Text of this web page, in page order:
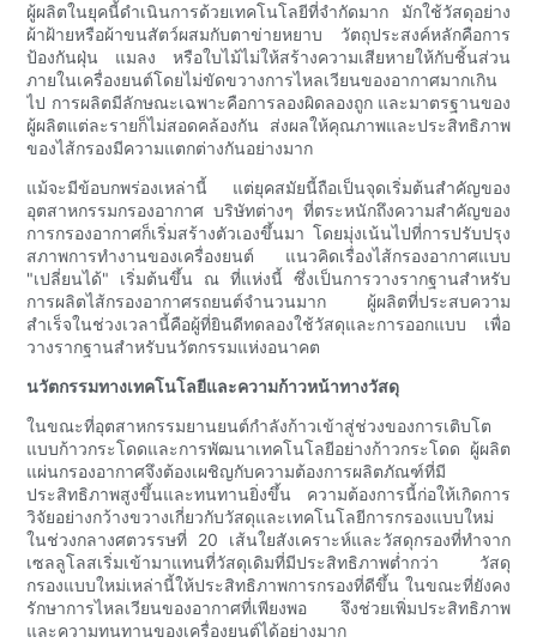
ผู้ผลิตในยุคนี้ดำเนินการด้วยเทคโนโลยีที่จำกัดมาก มักใช้วัสดุอย่าง
ผ้าฝ้ายหรือผ้าขนสัตว์ผสมกับตาข่ายหยาบ วัตถุประสงค์หลักคือการ
ป้องกันฝุ่น แมลง หรือใบไม้ไม่ให้สร้างความเสียหายให้กับชิ้นส่วน
ภายในเครื่องยนต์โดยไม่ขัดขวางการไหลเวียนของอากาศมากเกิน
ไป การผลิตมีลักษณะเฉพาะคือการลองผิดลองถูก และมาตรฐานของ
ผู้ผลิตแต่ละรายก็ไม่สอดคล้องกัน ส่งผลให้คุณภาพและประสิทธิภาพ
ของไส้กรองมีความแตกต่างกันอย่างมาก
แม้จะมีข้อบกพร่องเหล่านี้ แต่ยุคสมัยนี้ถือเป็นจุดเริ่มต้นสำคัญของ
อุตสาหกรรมกรองอากาศ บริษัทต่างๆ ที่ตระหนักถึงความสำคัญของ
การกรองอากาศก็เริ่มสร้างตัวเองขึ้นมา โดยมุ่งเน้นไปที่การปรับปรุง
สภาพการทำงานของเครื่องยนต์ แนวคิดเรื่องไส้กรองอากาศแบบ
"เปลี่ยนได้" เริ่มต้นขึ้น ณ ที่แห่งนี้ ซึ่งเป็นการวางรากฐานสำหรับ
การผลิตไส้กรองอากาศรถยนต์จำนวนมาก ผู้ผลิตที่ประสบความ
สำเร็จในช่วงเวลานี้คือผู้ที่ยินดีทดลองใช้วัสดุและการออกแบบ เพื่อ
วางรากฐานสำหรับนวัตกรรมแห่งอนาคต
นวัตกรรมทางเทคโนโลยีและความก้าวหน้าทางวัสดุ
ในขณะที่อุตสาหกรรมยานยนต์กำลังก้าวเข้าสู่ช่วงของการเติบโต
แบบก้าวกระโดดและการพัฒนาเทคโนโลยีอย่างก้าวกระโดด ผู้ผลิต
แผ่นกรองอากาศจึงต้องเผชิญกับความต้องการผลิตภัณฑ์ที่มี
ประสิทธิภาพสูงขึ้นและทนทานยิ่งขึ้น ความต้องการนี้ก่อให้เกิดการ
วิจัยอย่างกว้างขวางเกี่ยวกับวัสดุและเทคโนโลยีการกรองแบบใหม่
ในช่วงกลางศตวรรษที่ 20 เส้นใยสังเคราะห์และวัสดุกรองที่ทำจาก
เซลลูโลสเริ่มเข้ามาแทนที่วัสดุเดิมที่มีประสิทธิภาพต่ำกว่า วัสดุ
กรองแบบใหม่เหล่านี้ให้ประสิทธิภาพการกรองที่ดีขึ้น ในขณะที่ยังคง
รักษาการไหลเวียนของอากาศที่เพียงพอ จึงช่วยเพิ่มประสิทธิภาพ
และความทนทานของเครื่องยนต์ได้อย่างมาก